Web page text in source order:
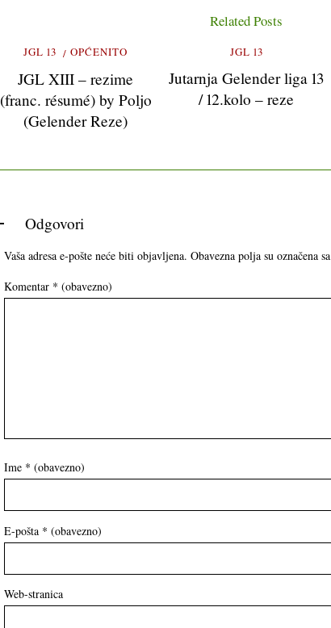
Related Posts
JGL 13 OPĆENITO
JGL XIII – rezime
(franc. résumé) by Poljo
(Gelender Reze)
JGL 13
Jutarnja Gelender liga 13
/ 12.kolo – reze
Odgovori
Vaša adresa e-pošte neće biti objavljena. Obavezna polja su označena sa
Komentar * (obavezno)
Ime * (obavezno)
E-pošta * (obavezno)
Web-stranica